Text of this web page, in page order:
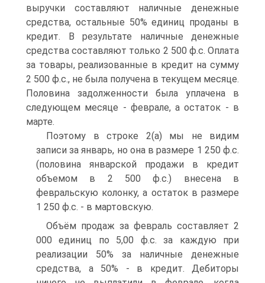
выручки составляют наличные денежные
средства, остальные 50% единиц проданы в
кредит. В результате наличные денежные
средства составляют только 2 500 ф.с. Оплата
за товары, реализованные в кредит на сумму
2 500 ф.с., не была получена в текущем месяце.
Половина задолженности была уплачена в
следующем месяце - феврале, а остаток - в
марте.
Поэтому в строке 2(a) мы не видим
записи за январь, но она в размере 1 250 ф.с.
(половина январской продажи в кредит
объемом в 2 500 ф.с.) внесена в
февральскую колонку, а остаток в размере
1 250 ф.с. - в мартовскую.
Объём продаж за февраль составляет 2
000 единиц по 5,00 ф.с. за каждую при
реализации 50% за наличные денежные
средства, а 50% - в кредит. Дебиторы